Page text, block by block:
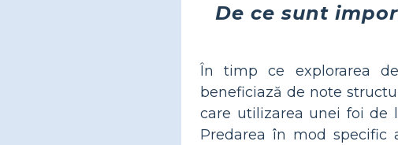
De ce sunt
În timp ce explorarea
beneficiază de note
care utilizarea unei foi de
Predarea în mod